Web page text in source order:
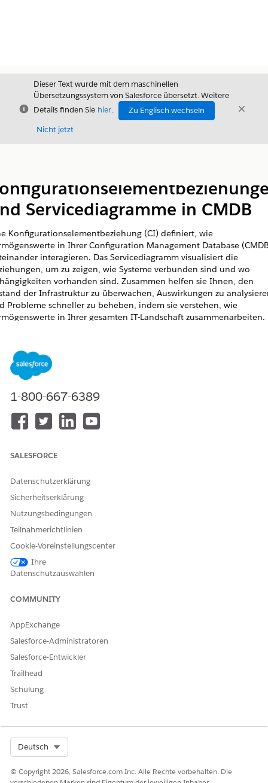
Schließen
Dieser Text wurde mit dem maschinellen
Übersetzungssystem von Salesforce übersetzt. Weitere
Details finden Sie hier.
Zu Englisch wechseln
Nicht jetzt
Servicediagramme in CMDB
Konfigurationselementbeziehung (CI) definiert, wie
in Ihrer Configuration Management Database
interagieren. Das Servicediagramm visualisiert die
um zu zeigen, wie Systeme verbunden sind und wo
vorhanden sind. Zusammen helfen sie Ihnen, den
der Infrastruktur zu überwachen, Auswirkungen zu
Probleme schneller zu beheben, indem sie verstehen, wie
in Ihrer gesamten IT-Landschaft zusammenarbeiten.
Lightning Experience
IT Service mit aktivierter CMDB und Servicediagramm.
Definieren von Konfigurationselementabhängigkeiten mit
Beziehungen
Konfigurationselemente, um zu zeigen, wie sie interagieren oder
Abhängigkeiten zwischen Hardware, Software, Cloud-Ressourcen
Services definiert werden.
Visualisieren von Konfigurationselementbeziehungen mit dem
Servicediagramm
Verwenden Sie das Servicediagramm, um anzuzeigen, wie ein
Konfigurationselement mit anderen Datenbeständen in Ihrer
gesamten IT-Landschaft verbunden ist. Mithilfe der visuellen Karte
können Teams Auswirkungen bewerten, Abhängigkeiten
vordefinierte oder benutzerdefinierte Servicediagrammlayouts
konzentrieren.
KONNTEN SIE IHR PROBLEM MITHILFE DIESES ARTIKELS LÖSEN?
Geben Sie uns Feedback, damit wir uns verbessern können.
1-800-667-6389
SALESFORCE
Datenschutzerklärung
Sicherheitserklärung
Nutzungsbedingungen
Teilnahmerichtlinien
Cookie-Voreinstellungscenter
Ihre
Datenschutzauswahlen
COMMUNITY
AppExchange
Salesforce-Administratoren
Salesforce-Entwickler
Trailhead
Schulung
Trust
Deutsch
© Copyright 2026, Salesforce.com Inc. Alle Rechte vorbehalten. Die